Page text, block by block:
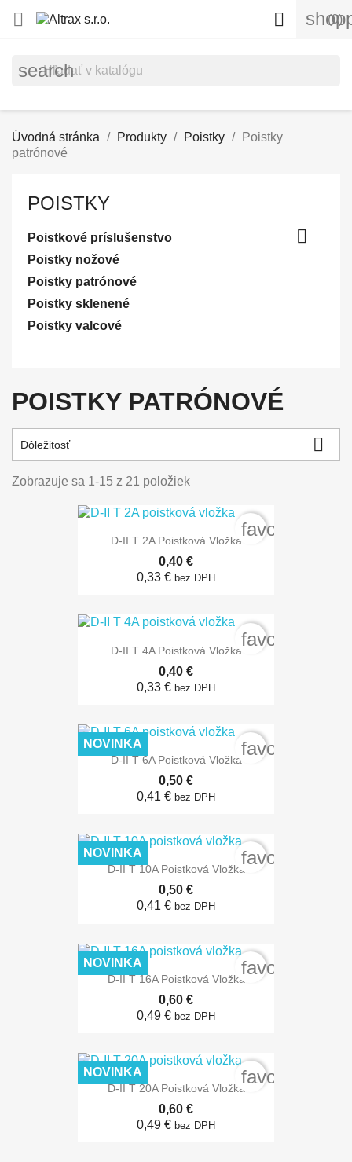
 (0)

search
Úvodná stránka Produkty Poistky
Poistky
patrónové
POISTKY
Poistkové príslušenstvo 
Poistky nožové
Poistky patrónové
Poistky sklenené
Poistky valcové
POISTKY PATRÓNOVÉ
Dôležitosť 
Zobrazuje sa 1-15 z 21 položiek
D-II T 2A Poistková Vložka
0,40 €
0,33 € bez DPH
D-II T 4A Poistková Vložka
0,40 €
0,33 € bez DPH
D-II T 6A Poistková Vložka
0,50 €
0,41 € bez DPH
NOVINKA
D-II T 10A Poistková Vložka
0,50 €
0,41 € bez DPH
NOVINKA
D-II T 16A Poistková Vložka
0,60 €
0,49 € bez DPH
NOVINKA
D-II T 20A Poistková Vložka
0,60 €
0,49 € bez DPH
NOVINKA